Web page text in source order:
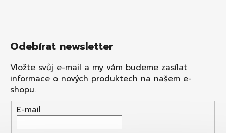
Odebírat newsletter
Vložte svůj e-mail a my vám budeme zasílat
informace o nových produktech na našem e-
shopu.
E-mail